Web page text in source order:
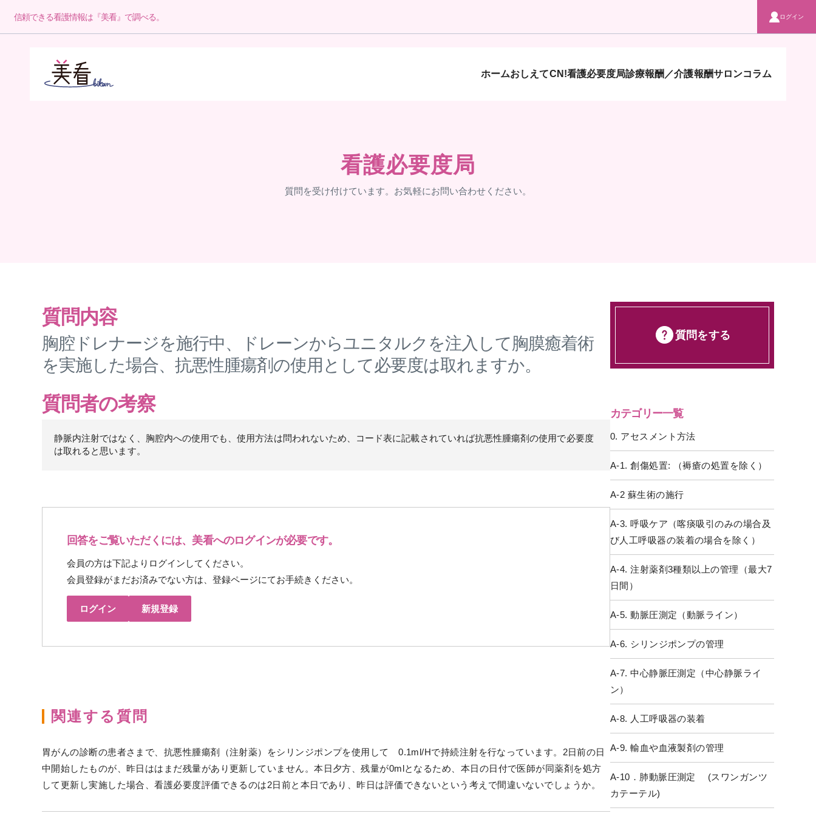
信頼できる看護情報は『美看』で調べる。 ログイン
ホームおしえてCN!看護必要度局診療報酬／介護報酬サロンコラム
看護必要度局
質問を受け付けています。お気軽にお問い合わせください。
質問内容
胸腔ドレナージを施行中、ドレーンからユニタルクを注入して胸膜癒着術
を実施した場合、抗悪性腫瘍剤の使用として必要度は取れますか。
質問者の考察
静脈内注射ではなく、胸腔内への使用でも、使用方法は問われないため、コード表に記載されていれば抗悪性腫瘍剤の使用で必要度
は取れると思います。
回答をご覧いただくには、美看へのログインが必要です。
会員の方は下記よりログインしてください。
会員登録がまだお済みでない方は、登録ページにてお手続きください。
ログイン 新規登録
関連する質問
胃がんの診断の患者さまで、抗悪性腫瘍剤（注射薬）をシリンジポンプを使用して 0.1ml/Hで持続注射を行なっています。2日前の日
中開始したものが、昨日ははまだ残量があり更新していません。本日夕方、残量が0mlとなるため、本日の日付で医師が同薬剤を処方
して更新し実施した場合、看護必要度評価できるのは2日前と本日であり、昨日は評価できないという考えで間違いないでしょうか。
質問をする
カテゴリー一覧
0. アセスメント方法
A-1. 創傷処置: （褥瘡の処置を除く）
A-2 蘇生術の施行
A-3. 呼吸ケア（喀痰吸引のみの場合及
び人工呼吸器の装着の場合を除く）
A-4. 注射薬剤3種類以上の管理（最大7
日間）
A-5. 動脈圧測定（動脈ライン）
A-6. シリンジポンプの管理
A-7. 中心静脈圧測定（中心静脈ライ
ン）
A-8. 人工呼吸器の装着
A-9. 輸血や血液製剤の管理
A-10．肺動脈圧測定 (スワンガンツ
カテーテル)